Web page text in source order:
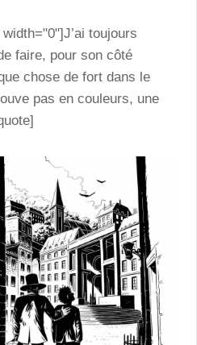
toujours
faire, pour son côté
chose de fort dans le
pas en couleurs, une